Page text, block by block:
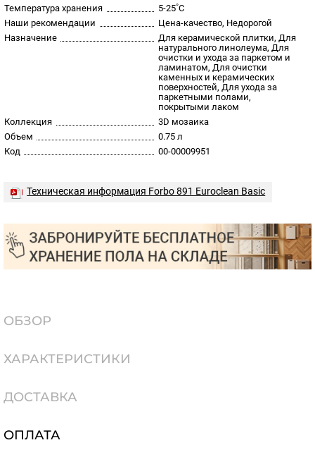
Температура хранения
5-25˚С
Наши рекомендации
Цена-качество, Недорогой
Назначение
Для керамической плитки, Для
натурального линолеума, Для
очистки и ухода за паркетом и
ламинатом, Для очистки
каменных и керамических
поверхностей, Для ухода за
паркетными полами,
покрытыми лаком
Коллекция
3D мозаика
Объем
0.75 л
Код
00-00009951
Техническая информация Forbo 891 Euroclean Basic
ОБЗОР
ХАРАКТЕРИСТИКИ
ДОСТАВКА
ОПЛАТА